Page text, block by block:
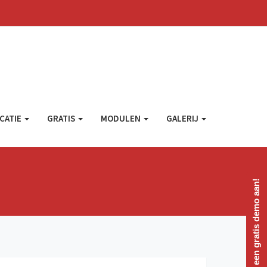
GRATIS MODULEN GALERIJ
Vraag een gratis demo aan!